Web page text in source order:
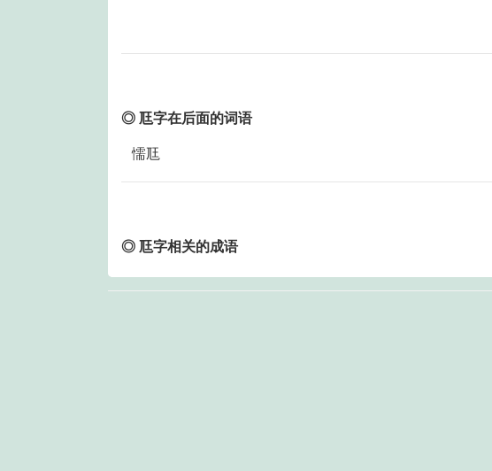
◎ 尫字在后面的词语
懦尫
◎ 尫字相关的成语